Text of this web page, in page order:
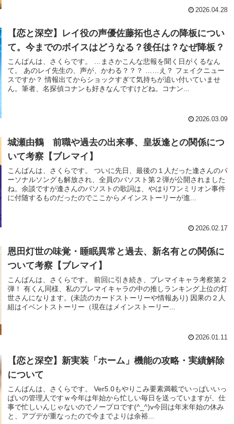
2026.04.28
【恋と深空】レイ役の声優佐藤拓也さんの降板につい
て。今までのボイスはどうなる？後任は？なぜ降板？
こんばんは、さくらです。 …まさかこんな悲報を聞く日がくるなん
て。 あのレイ先生の、声が、かわる？？？ ……え？ フェイクニュー
スですか？ 情報出てからショックすぎて気持ちが追い付いていませ
ん。筆者、名探偵コナンも好きなんですけどね。コナン...
2026.03.09
城瀬由鶴 前職や過去の出来事、皇坂逢との関係につ
いて考察【ブレマイ】
こんばんは、さくらです。 ついに先日、最後の１人だった逢さんのパ
ーソナルソングも解放され、全員のパソスト第２弾が公開されました
ね。余談ですが逢さんのパソストの歌詞は、やはりワンミリオン事件
に付随するものだったのでここからメインストーリーが進...
2026.02.17
恩田灯世の味覚・睡眠異常と過去、新名有との関係に
ついて考察【ブレマイ】
こんばんは、さくらです。 前回に引き続き、ブレマイキャラ考察第２
弾！ 有くん同様、私のブレマイキャラの中の推しランキング上位の灯
世さんになります。(未読のカードストーリーや情報あり) 因果の２人
組はイベントストーリー（現在はメインストーリー...
2026.01.11
【恋と深空】新実装「ホーム」機能の攻略・実績解除
について
こんばんは、さくらです。 Ver5.0もやりこみ要素満載でいっぱいいっ
ぱいの管理人ですｗ今年は年始から忙しい毎日を送っていますが、仕
事で忙しいんじゃないのでノープロです(^_^)v今回は年末年始の休み
と、アプデが重なったので今までよりは余裕...